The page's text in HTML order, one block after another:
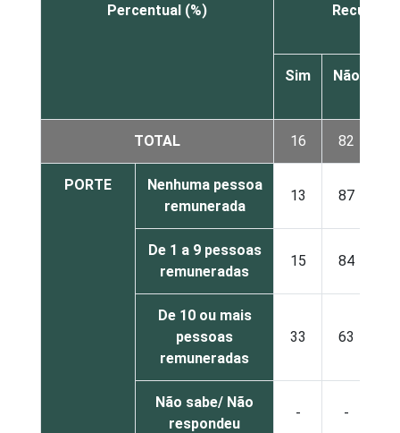
Percentual (%) Recursos
Sim Não
TOTAL 16 82
PORTE
Nenhuma pessoa
remunerada
13 87
De 1 a 9 pessoas
remuneradas
15 84
De 10 ou mais
pessoas
remuneradas
33 63
Não sabe/ Não
respondeu
- -